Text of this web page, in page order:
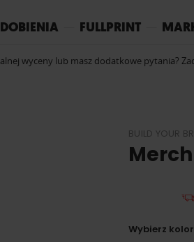
FULLPRINT
wyceny lub masz dodatkowe pytania?
BUILD YOUR
Wybierz